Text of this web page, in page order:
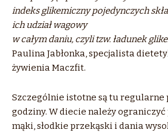
indeks glikemiczny pojedynczych
ich udział wagowy
w całym daniu, czyli tzw. ładunek
Paulina Jabłonka, specjalista
żywienia Maczfit.
Szczególnie istotne są tu regularne
godziny. W diecie należy ograniczyć
mąki, słodkie przekąski i dania